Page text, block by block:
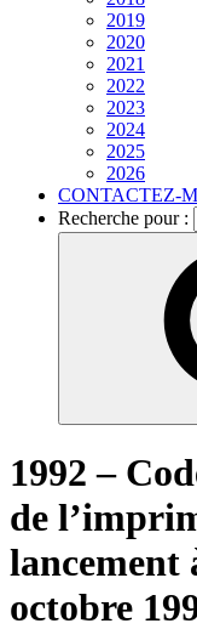
2019
2020
2021
2022
2023
2024
2025
2026
CONTACTEZ-
Recherche pour :
1992 –
de
lancement
octobre